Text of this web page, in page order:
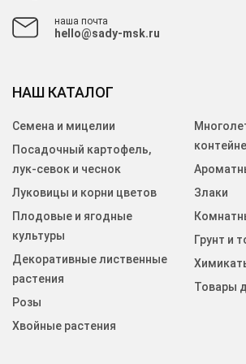
наша почта
hello@sady-msk.ru
НАШ КАТАЛОГ
Семена и мицелии
Посадочный картофель,
лук-севок и чеснок
Луковицы и корни цветов
Плодовые и ягодные
культуры
Декоративные лиственные
растения
Розы
Хвойные растения
Злаки
Грунт и
Товары